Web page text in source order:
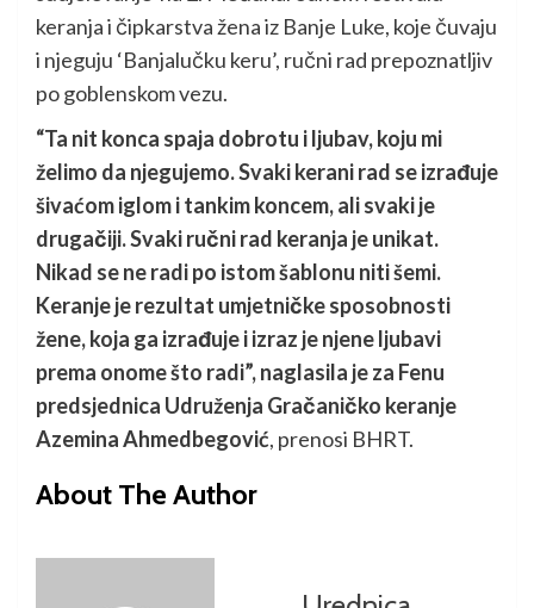
keranja i čipkarstva žena iz Banje Luke, koje čuvaju
i njeguju ‘Banjalučku keru’, ručni rad prepoznatljiv
po goblenskom vezu.
“Ta nit konca spaja dobrotu i ljubav, koju mi
želimo da njegujemo. Svaki kerani rad se izrađuje
šivaćom iglom i tankim koncem, ali svaki je
drugačiji. Svaki ručni rad keranja je unikat.
Nikad se ne radi po istom šablonu niti šemi.
Keranje je rezultat umjetničke sposobnosti
žene, koja ga izrađuje i izraz je njene ljubavi
prema onome što radi”, naglasila je za Fenu
predsjednica Udruženja Gračaničko keranje
Azemina Ahmedbegović, prenosi BHRT.
About The Author